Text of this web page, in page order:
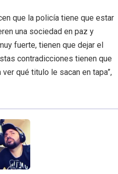
que la policía tiene que estar
una sociedad en paz y
fuerte, tienen que dejar el
contradicciones tienen que
qué titulo le sacan en tapa”,